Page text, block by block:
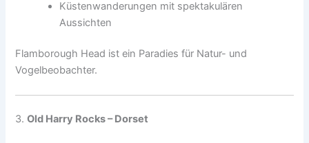
Küstenwanderungen mit spektakulären
Aussichten
Flamborough Head ist ein Paradies für Natur- und
Vogelbeobachter.
3.Old Harry Rocks – Dorset